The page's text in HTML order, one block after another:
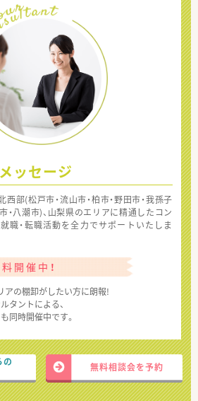
メッセージ
西部(松戸市・流山市・柏市・野田市・我孫子
・八潮市)、山梨県のエリアに精通したコン
職・転職活動を全力でサポートいたしま
開催中！
アの棚卸がしたい方に朗報!
タントによる、
同時開催中です。
の
無料相談会を予約